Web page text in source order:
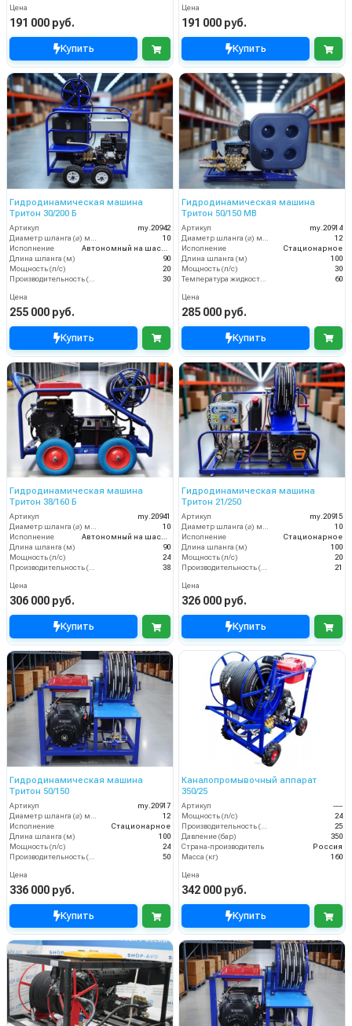
Цена
191 000 руб.
Купить
Цена
191 000 руб.
Купить
Гидродинамическая машина
Тритон 30/200 Б
Артикул
my.20942
10
Исполнение
Длина шланга (м)
90
Мощность (л/с)
20
30
Цена
255 000 руб.
Купить
Гидродинамическая машина
Тритон 50/150 МВ
Артикул
my.20914
12
Исполнение
Стационарное
Длина шланга (м)
100
Мощность (л/с)
30
60
Цена
285 000 руб.
Купить
Гидродинамическая машина
Тритон 38/160 Б
Артикул
my.20941
Диаметр шланга (⌀) мм:
10
Исполнение
Автономный на шасси
Длина шланга (м)
90
Мощность (л/с)
24
Производительность (л/мин)
38
Цена
306 000 руб.
Купить
Гидродинамическая машина
Тритон 21/250
Артикул
my.20915
Диаметр шланга (⌀) мм:
10
Исполнение
Стационарное
Длина шланга (м)
100
Мощность (л/с)
20
Производительность (л/мин)
21
Цена
326 000 руб.
Купить
Гидродинамическая машина
Тритон 50/150
Артикул
my.20917
Диаметр шланга (⌀) мм:
12
Исполнение
Стационарное
Длина шланга (м)
100
Мощность (л/с)
24
Производительность (л/мин)
50
Цена
336 000 руб.
Купить
Каналопромывочный аппарат
350/25
Артикул
----
Мощность (л/с)
24
Производительность (л/мин)
25
Давление (бар)
350
Страна-производитель
Россия
Масса (кг)
160
Цена
342 000 руб.
Купить